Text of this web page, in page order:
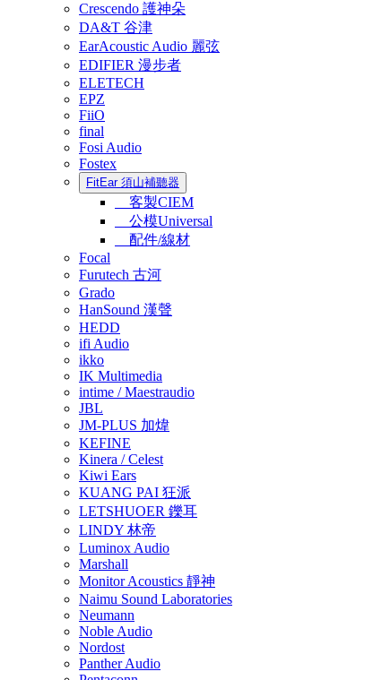
Crescendo 護神朵
DA&T 谷津
EarAcoustic Audio 麗弦
EDIFIER 漫步者
ELETECH
EPZ
FiiO
final
Fosi Audio
Fostex
FitEar 須山補聽器
客製CIEM
公模Universal
配件/線材
Focal
Furutech 古河
Grado
HanSound 漢聲
HEDD
ifi Audio
ikko
IK Multimedia
intime / Maestraudio
JBL
JM-PLUS 加煒
KEFINE
Kinera / Celest
Kiwi Ears
KUANG PAI 狂派
LETSHUOER 鑠耳
LINDY 林帝
Luminox Audio
Marshall
Monitor Acoustics 靜神
Naimu Sound Laboratories
Neumann
Noble Audio
Nordost
Panther Audio